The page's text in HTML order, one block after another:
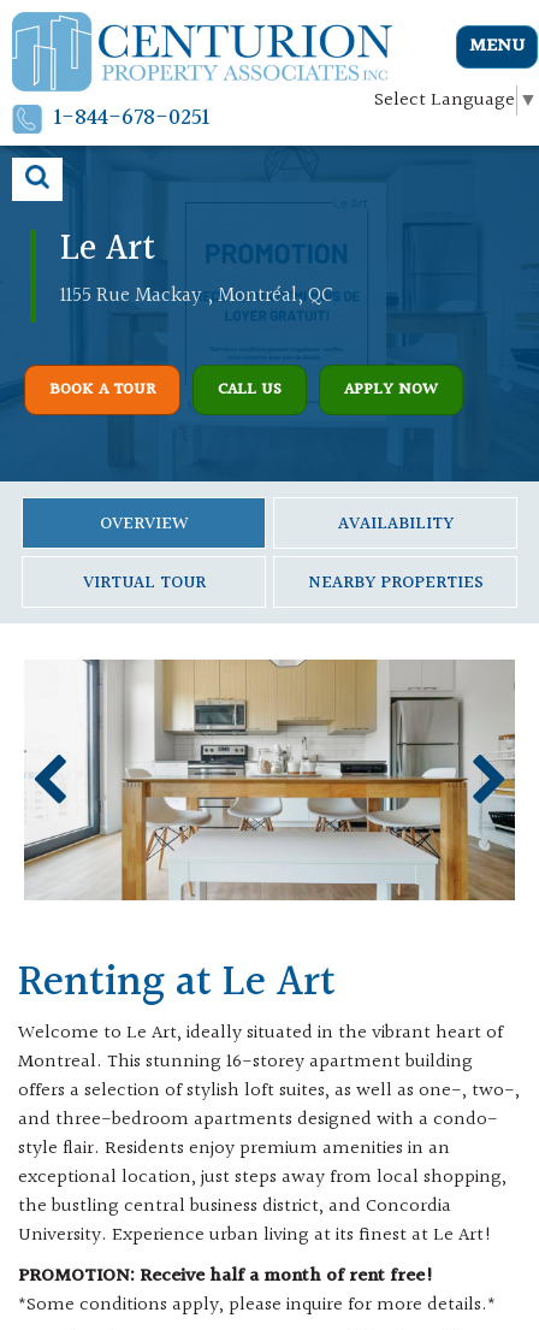
1-844-678-0251 Select Language ▼
MENU
Le Art
1155 Rue Mackay , Montréal, QC
BOOK A TOUR CALL US APPLY NOW
OVERVIEW AVAILABILITY
VIRTUAL TOUR NEARBY PROPERTIES
Renting at Le Art
Welcome to Le Art, ideally situated in the vibrant heart of
Montreal. This stunning 16-storey apartment building
offers a selection of stylish loft suites, as well as one-, two-,
and three-bedroom apartments designed with a condo-
style flair. Residents enjoy premium amenities in an
exceptional location, just steps away from local shopping,
the bustling central business district, and Concordia
University. Experience urban living at its finest at Le Art!
PROMOTION: Receive half a month of rent free!
*Some conditions apply, please inquire for more details.*